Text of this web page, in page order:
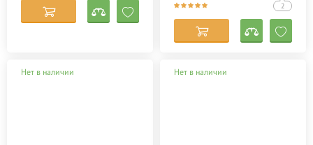
2
Нет в наличии Нет в наличии